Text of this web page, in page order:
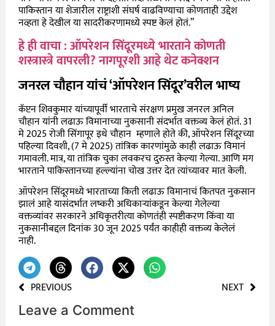
पाकिस्तान या शेजारील राष्ट्राशी संघर्ष वाढविण्याचा कोणताही उद्देश
नव्हता हे देखील या सादरीकरणामध्ये स्पष्ट केलं होतं.”
हे ही वाचा : ऑपरेशन सिंदूरमध्ये भारताने कोणती
शस्त्रास्त्रे वापरली? नागपूरशी आहे थेट कनेक्शन
जनरल चौहान यांचं ‘ऑपरेशन सिंदूर’वरील भाष्य
कॅप्टन शिवकुमार यांच्यापूर्वी भारताचे संरक्षण प्रमुख जनरल अनिल
चौहान यांनी लढाऊ विमानाच्या नुकसानी संदर्भात वक्तव्य केलं होतं. 31
मे 2025 रोजी सिंगापूर इथे चौहान म्हणाले होते की, ऑपरेशन सिंदूरच्या
पहिल्या दिवशी, (7 मे 2025) तांत्रिक कारणांमुळे काही लढाऊ विमानं
गमावली. मात्र, या तांत्रिक चुका लवकरच दुरुस्त केल्या गेल्या. आणि मग
भारताने पाकिस्तानच्या हल्ल्यांना चोख उत्तर देत त्यांच्यावर मात केली.
ऑपरेशन सिंदूरमध्ये भारताच्या किती लढाऊ विमानाचं कितपत नुकसान
झालं आहे यासंदर्भात लष्करी अधिकाऱ्यांकडून केल्या गेलेल्या
वक्तव्यांवर सरकारने अधिकृतरीत्या कोणतंही स्पष्टीकरण किंवा या
नुकसानीबद्दल दिनांक 30 जून 2025 पर्यंत काहीही वक्तव्य केलेलं
नाही.
PREVIOUS NEXT
Leave a Comment